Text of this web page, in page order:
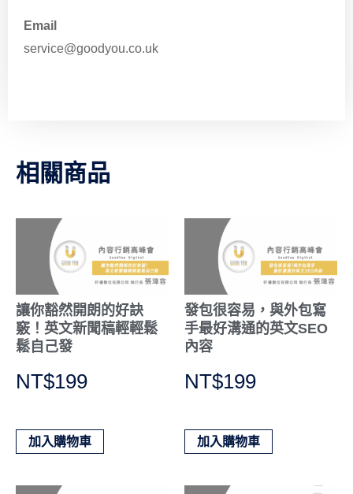
Email
service@goodyou.co.uk
相關商品
讓你豁然開朗的好訣
竅！英文新聞稿輕輕鬆
鬆自己發
NT$199
加入購物車
發包很容易，與外包寫
手最好溝通的英文SEO
內容
NT$199
加入購物車